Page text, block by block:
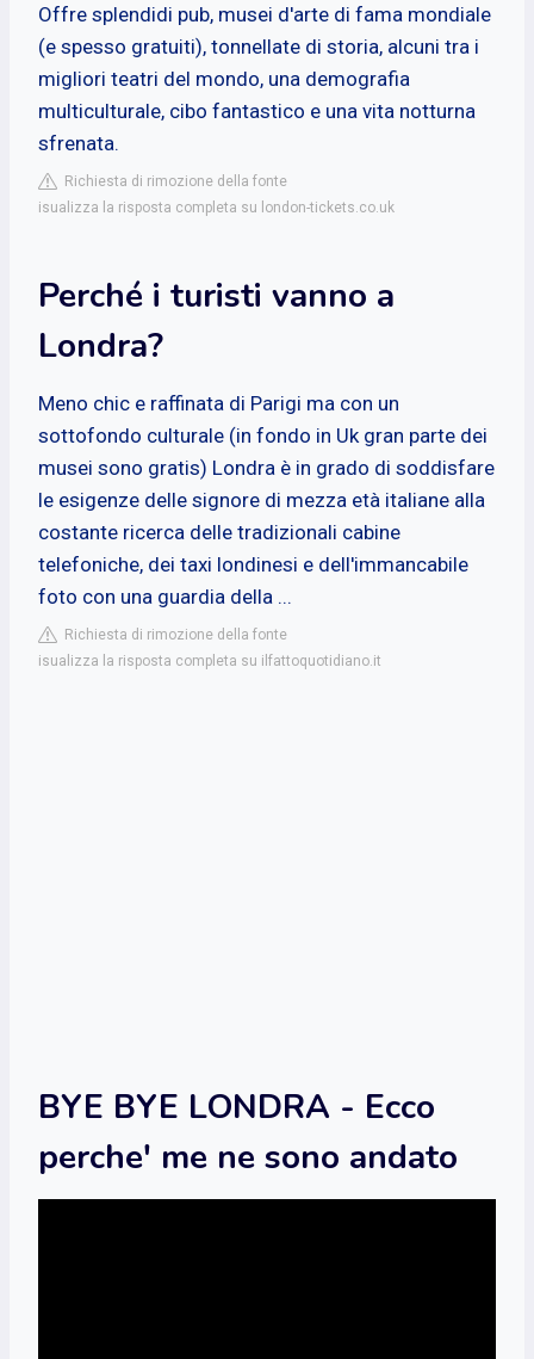
Offre splendidi pub, musei d'arte di fama mondiale
(e spesso gratuiti), tonnellate di storia, alcuni tra i
migliori teatri del mondo, una demografia
multiculturale, cibo fantastico e una vita notturna
sfrenata.
Richiesta di rimozione della fonte
isualizza la risposta completa su london-tickets.co.uk
Perché i turisti vanno a
Londra?
Meno chic e raffinata di Parigi ma con un
sottofondo culturale (in fondo in Uk gran parte dei
musei sono gratis) Londra è in grado di soddisfare
le esigenze delle signore di mezza età italiane alla
costante ricerca delle tradizionali cabine
telefoniche, dei taxi londinesi e dell'immancabile
foto con una guardia della ...
Richiesta di rimozione della fonte
isualizza la risposta completa su ilfattoquotidiano.it
BYE BYE LONDRA - Ecco
perche' me ne sono andato